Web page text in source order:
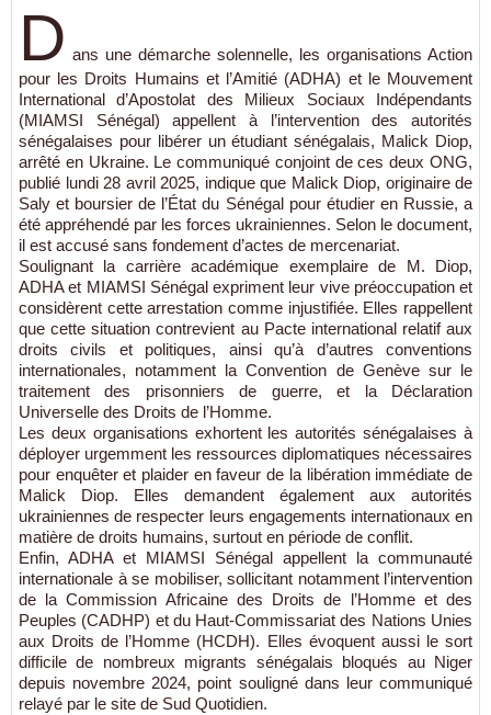
D ans une démarche solennelle, les organisations Action
pour les Droits Humains et l’Amitié (ADHA) et le Mouvement
International d’Apostolat des Milieux Sociaux Indépendants
(MIAMSI Sénégal) appellent à l’intervention des autorités
sénégalaises pour libérer un étudiant sénégalais, Malick Diop,
arrêté en Ukraine. Le communiqué conjoint de ces deux ONG,
publié lundi 28 avril 2025, indique que Malick Diop, originaire de
Saly et boursier de l’État du Sénégal pour étudier en Russie, a
été appréhendé par les forces ukrainiennes. Selon le document,
il est accusé sans fondement d’actes de mercenariat.
Soulignant la carrière académique exemplaire de M. Diop,
ADHA et MIAMSI Sénégal expriment leur vive préoccupation et
considèrent cette arrestation comme injustifiée. Elles rappellent
que cette situation contrevient au Pacte international relatif aux
droits civils et politiques, ainsi qu’à d’autres conventions
internationales, notamment la Convention de Genève sur le
traitement des prisonniers de guerre, et la Déclaration
Universelle des Droits de l’Homme.
Les deux organisations exhortent les autorités sénégalaises à
déployer urgemment les ressources diplomatiques nécessaires
pour enquêter et plaider en faveur de la libération immédiate de
Malick Diop. Elles demandent également aux autorités
ukrainiennes de respecter leurs engagements internationaux en
matière de droits humains, surtout en période de conflit.
Enfin, ADHA et MIAMSI Sénégal appellent la communauté
internationale à se mobiliser, sollicitant notamment l’intervention
de la Commission Africaine des Droits de l’Homme et des
Peuples (CADHP) et du Haut-Commissariat des Nations Unies
aux Droits de l’Homme (HCDH). Elles évoquent aussi le sort
difficile de nombreux migrants sénégalais bloqués au Niger
depuis novembre 2024, point souligné dans leur communiqué
relayé par le site de Sud Quotidien.